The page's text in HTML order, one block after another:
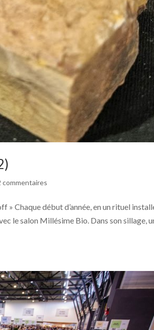
commentaires
» Chaque début d’année, en un rituel
le salon Millésime Bio. Dans son sillage,